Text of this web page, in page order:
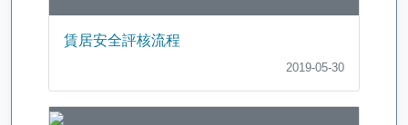
賃居安全評核流程
2019-05-30